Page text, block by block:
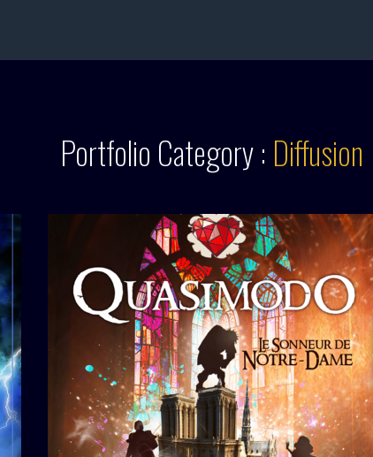
Portfolio Category : Diffusion